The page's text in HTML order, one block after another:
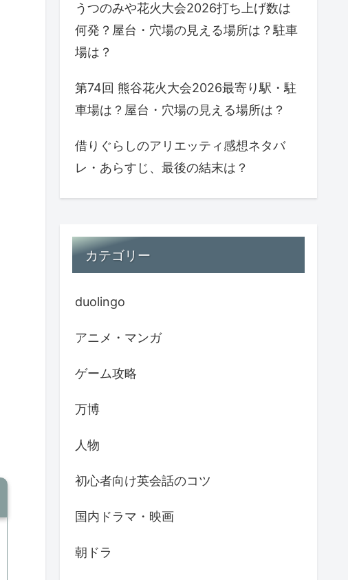
うつのみや花火大会2026打ち上げ数は
何発？屋台・穴場の見える場所は？駐車
場は？
第74回 熊谷花火大会2026最寄り駅・駐
車場は？屋台・穴場の見える場所は？
借りぐらしのアリエッティ感想ネタバ
レ・あらすじ、最後の結末は？
カテゴリー
duolingo
アニメ・マンガ
ゲーム攻略
万博
人物
初心者向け英会話のコツ
国内ドラマ・映画
朝ドラ